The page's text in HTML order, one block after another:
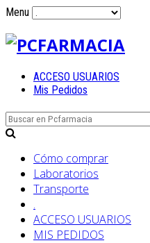
Menu
ACCESO USUARIOS
Mis Pedidos
Cómo comprar
Laboratorios
Transporte
.
ACCESO USUARIOS
MIS PEDIDOS